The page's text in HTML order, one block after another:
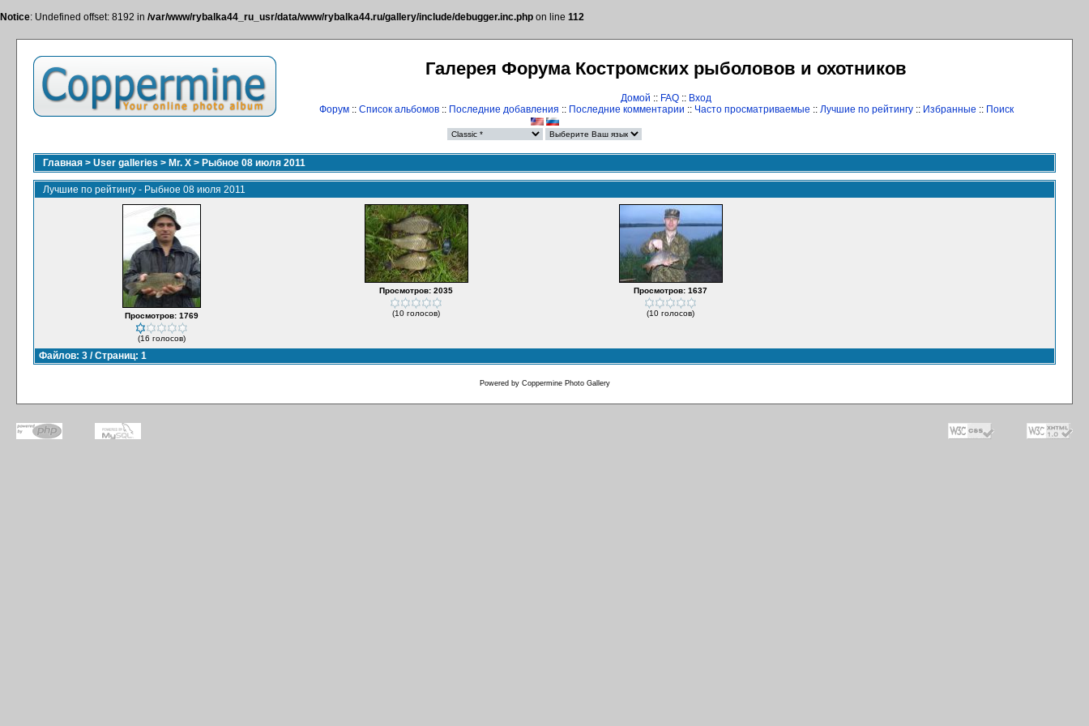
Notice: Undefined offset: 8192 in /var/www/rybalka44_ru_usr/data/www/rybalka44.ru/gallery/include/debugger.inc.php on line 112
Галерея Форума Костромских рыболовов и охотников
Домой :: FAQ :: Вход
Форум:: Список альбомов:: Последние добавления :: Последние комментарии :: Часто просматриваемые :: Лучшие по рейтингу:: Избранные :: Поиск
Главная > User galleries > Mr. X > Рыбное 08 июля 2011
Лучшие по рейтингу - Рыбное 08 июля 2011
Просмотров: 1769
(16 голосов)
Просмотров: 2035
(10 голосов)
Просмотров: 1637
(10 голосов)
Файлов: 3 / Страниц: 1
Powered by Coppermine Photo Gallery